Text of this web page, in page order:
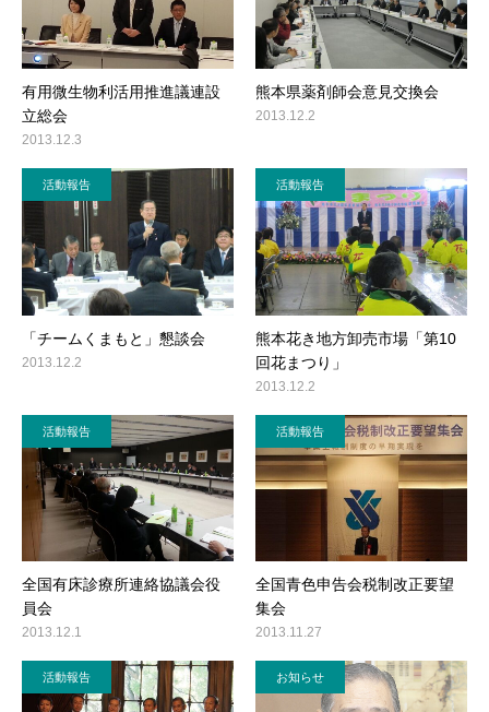
有用微生物利活用推進議連設
立総会
2013.12.3
熊本県薬剤師会意見交換会
2013.12.2
活動報告
「チームくまもと」懇談会
2013.12.2
活動報告
熊本花き地方卸売市場「第10
回花まつり」
2013.12.2
活動報告
全国有床診療所連絡協議会役
員会
2013.12.1
活動報告
全国青色申告会税制改正要望
集会
2013.11.27
活動報告 お知らせ